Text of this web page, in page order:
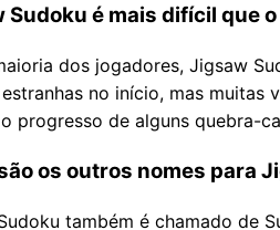
Sudoku é mais difícil que
dos jogadores, Jigsaw
no início, mas
progresso de alguns quebra-
os outros nomes para
também é chamado de